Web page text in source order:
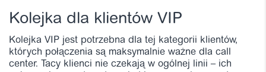
Kolejka dla klientów VIP
Kolejka VIP jest potrzebna dla tej kategorii klientów,
których połączenia są maksymalnie ważne dla call
center. Tacy klienci nie czekają w ogólnej linii – ich